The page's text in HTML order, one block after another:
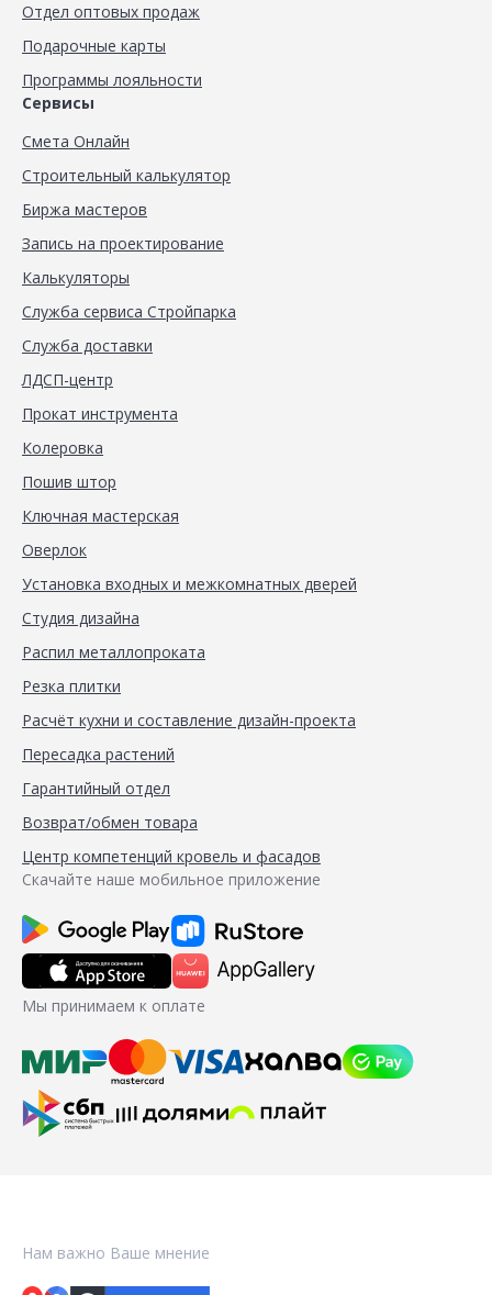
Отдел оптовых продаж
Подарочные карты
Программы лояльности
Сервисы
Смета Онлайн
Строительный калькулятор
Биржа мастеров
Запись на проектирование
Калькуляторы
Служба сервиса Стройпарка
Служба доставки
ЛДСП-центр
Прокат инструмента
Колеровка
Пошив штор
Ключная мастерская
Оверлок
Установка входных и межкомнатных дверей
Студия дизайна
Распил металлопроката
Резка плитки
Расчёт кухни и составление дизайн-проекта
Пересадка растений
Гарантийный отдел
Возврат/обмен товара
Центр компетенций кровель и фасадов
Скачайте наше мобильное приложение
Мы принимаем к оплате
Нам важно Ваше мнение